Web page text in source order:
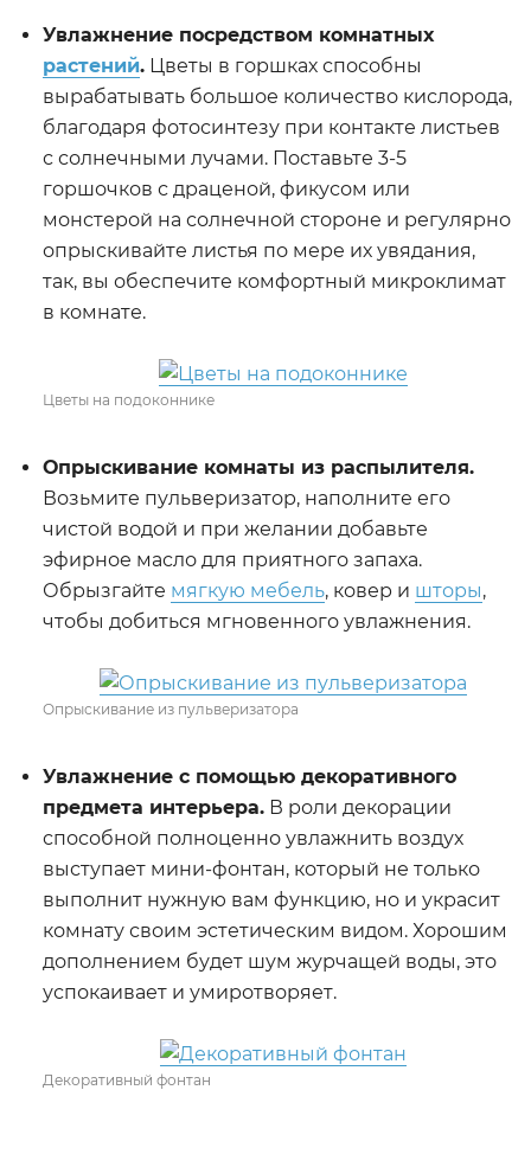
Увлажнение посредством комнатных
растений. Цветы в горшках способны
вырабатывать большое количество кислорода,
благодаря фотосинтезу при контакте листьев
с солнечными лучами. Поставьте 3-5
горшочков с драценой, фикусом или
монстерой на солнечной стороне и регулярно
опрыскивайте листья по мере их увядания,
так, вы обеспечите комфортный микроклимат
в комнате.
Цветы на подоконнике
Опрыскивание комнаты из распылителя.
Возьмите пульверизатор, наполните его
чистой водой и при желании добавьте
эфирное масло для приятного запаха.
Обрызгайте мягкую мебель, ковер и шторы,
чтобы добиться мгновенного увлажнения.
Опрыскивание из пульверизатора
Увлажнение с помощью декоративного
предмета интерьера. В роли декорации
способной полноценно увлажнить воздух
выступает мини-фонтан, который не только
выполнит нужную вам функцию, но и украсит
комнату своим эстетическим видом. Хорошим
дополнением будет шум журчащей воды, это
успокаивает и умиротворяет.
Декоративный фонтан